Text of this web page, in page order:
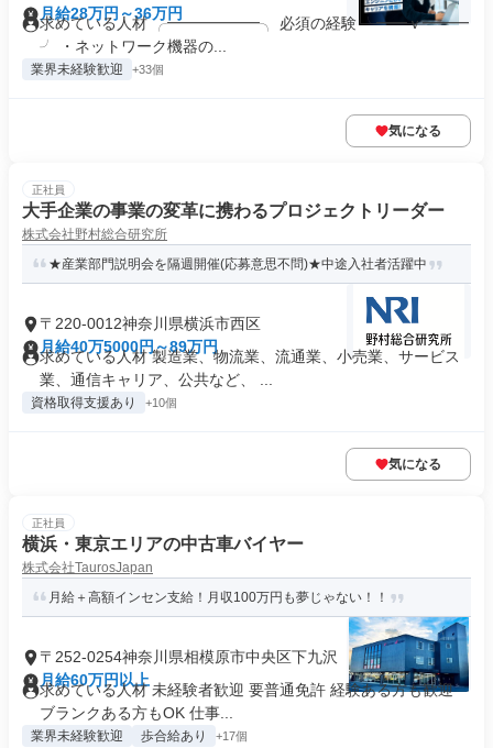
月給28万円～36万円
求めている人材 ╭━━━━━━╮ 必須の経験 ╰━━ｖ━━━
╯ ・ネットワーク機器の...
業界未経験歓迎 +33個
気になる
正社員
大手企業の事業の変革に携わるプロジェクトリーダー
株式会社野村総合研究所
★産業部門説明会を隔週開催(応募意思不問)★中途入社者活躍中
〒220-0012神奈川県横浜市西区
月給40万5000円～89万円
求めている人材 製造業、物流業、流通業、小売業、サービス
業、通信キャリア、公共など、 ...
資格取得支援あり +10個
気になる
正社員
横浜・東京エリアの中古車バイヤー
株式会社TaurosJapan
月給＋高額インセン支給！月収100万円も夢じゃない！！
〒252-0254神奈川県相模原市中央区下九沢
月給60万円以上
求めている人材 未経験者歓迎 要普通免許 経験ある方も歓迎
ブランクある方もOK 仕事...
業界未経験歓迎 歩合給あり +17個